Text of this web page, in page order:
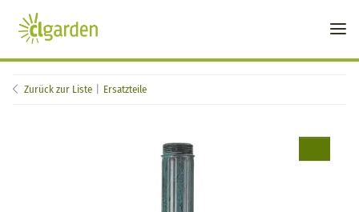
Zurück zur Liste Ersatzteile